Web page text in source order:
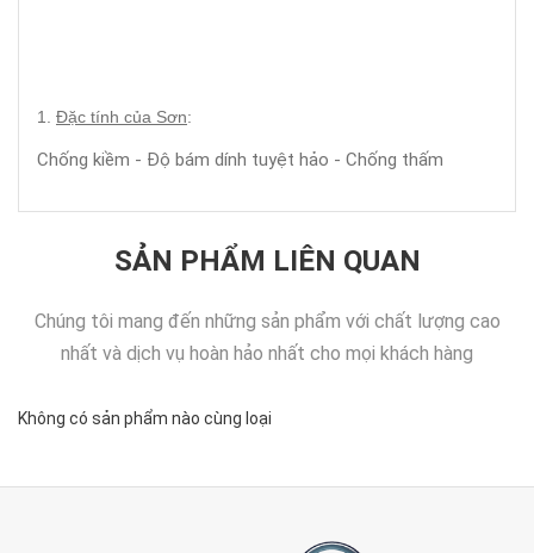
1. Đặc tính của Sơn:
Chống kiềm - Độ bám dính tuyệt hảo - Chống thấm
SẢN PHẨM LIÊN QUAN
Chúng tôi mang đến những sản phẩm với chất lượng cao
nhất và dịch vụ hoàn hảo nhất cho mọi khách hàng
Không có sản phẩm nào cùng loại